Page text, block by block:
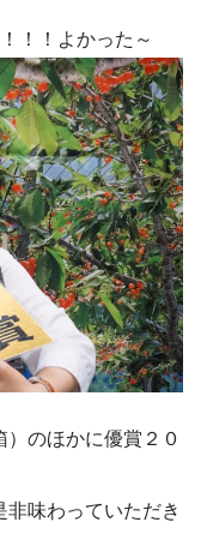
！！よかった～
のほかに優賞２０
味わっていただき